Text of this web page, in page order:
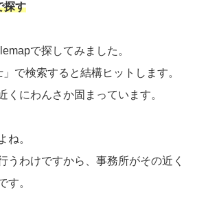
探す
で探してみました。
」で検索すると結構ヒットします。
くにわんさか固まっています。
ね。
うわけですから、事務所がその近く
す。